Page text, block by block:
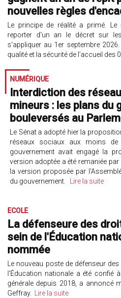
nouvelles règles
Le principe de réalité a primé. Le
reporter d'un an le décret sur
s'appliquer au 1er septembre
qualité et la sécurité de l'accueil des
NUMÉRIQUE
Interdiction des
mineurs : les plans du
bouleversés au
Le Sénat a adopté hier la
réseaux sociaux aux moins
gouvernement avait engagé la
version adoptée a été remaniée
la version proposée par
du gouvernement.
Lire la suite
ECOLE
La défenseure des
sein de l'Éducation
nommée
Le nouveau poste de défenseur
l'Éducation nationale a été confié
générale depuis 2018, a annoncé
Geffray.
Lire la suite